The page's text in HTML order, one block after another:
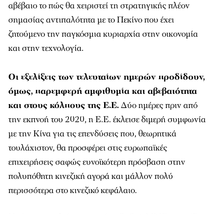
αβέβαιο το πώς θα χειριστεί τη στρατηγικής πλέον
σημασίας αντιπαλότητα με το Πεκίνο που έχει
ζητούμενο την παγκόσμια κυριαρχία στην οικονομία
και στην τεχνολογία.
Οι εξελίξεις των τελευταίων ημερών προδίδουν,
όμως, παρεμφερή αμφιθυμία και αβεβαιότητα
και στους κόλπους της Ε.Ε.Δύο ημέρες πριν από
την εκπνοή του 2020, η Ε.Ε. έκλεισε διμερή συμφωνία
με την Κίνα για τις επενδύσεις που, θεωρητικά
τουλάχιστον, θα προσφέρει στις ευρωπαϊκές
επιχειρήσεις σαφώς ευνοϊκότερη πρόσβαση στην
πολυπόθητη κινεζική αγορά και μάλλον πολύ
περισσότερα στο κινεζικό κεφάλαιο.